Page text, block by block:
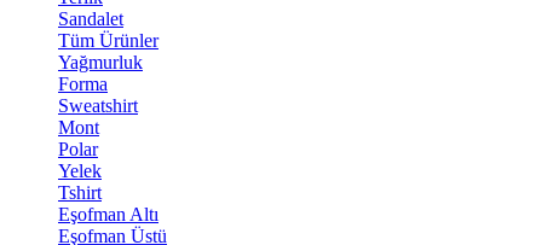
Sandalet
Tüm Ürünler
Yağmurluk
Forma
Sweatshirt
Mont
Polar
Yelek
Tshirt
Eşofman Altı
Eşofman Üstü